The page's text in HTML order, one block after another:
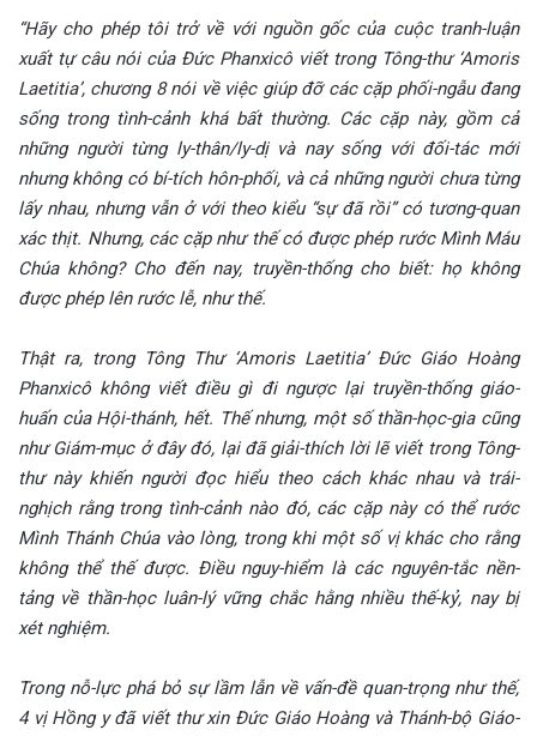
“Hãy cho phép tôi trở về với nguồn gốc của cuộc tranh-luận
xuất tự câu nói của Đức Phanxicô viết trong Tông-thư ‘Amoris
Laetitia’, chương 8 nói về việc giúp đỡ các cặp phối-ngẫu đang
sống trong tình-cảnh khá bất thường. Các cặp này, gồm cả
những người từng ly-thân/ly-dị và nay sống với đối-tác mới
nhưng không có bí-tích hôn-phối, và cả những người chưa từng
lấy nhau, nhưng vẫn ở với theo kiểu “sự đã rồi” có tương-quan
xác thịt. Nhưng, các cặp như thế có được phép rước Mình Máu
Chúa không? Cho đến nay, truyền-thống cho biết: họ không
được phép lên rước lễ, như thế.
Thật ra, trong Tông Thư ‘Amoris Laetitia’ Đức Giáo Hoàng
Phanxicô không viết điều gì đi ngược lại truyền-thống giáo-
huấn của Hội-thánh, hết. Thế nhưng, một số thần-học-gia cũng
như Giám-mục ở đây đó, lại đã giải-thích lời lẽ viết trong Tông-
thư này khiến người đọc hiểu theo cách khác nhau và trái-
nghịch rằng trong tình-cảnh nào đó, các cặp này có thể rước
Mình Thánh Chúa vào lòng, trong khi một số vị khác cho rằng
không thể thế được. Điều nguy-hiểm là các nguyên-tắc nền-
tảng về thần-học luân-lý vững chắc hằng nhiều thế-kỷ, nay bị
xét nghiệm.
Trong nỗ-lực phá bỏ sự lầm lẫn về vấn-đề quan-trọng như thế,
4 vị Hồng y đã viết thư xin Đức Giáo Hoàng và Thánh-bộ Giáo-